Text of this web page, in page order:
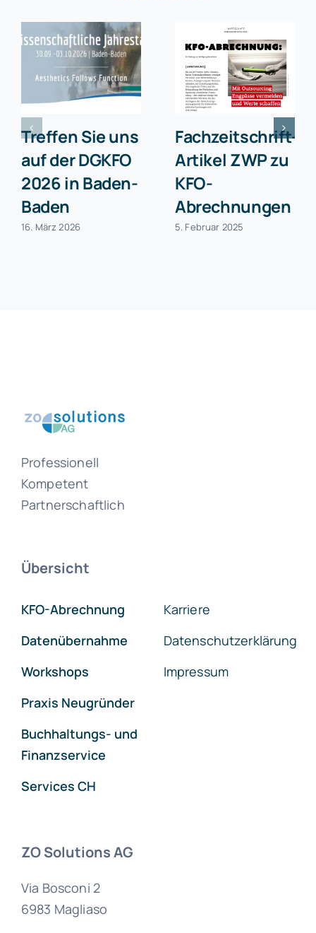
Treffen Sie uns
auf der DGKFO
2026 in Baden-
Baden
16. März 2026
Fachzeitschrift-
Artikel ZWP zu
KFO-
Abrechnungen
5. Februar 2025
Professionell
Kompetent
Partnerschaftlich
Übersicht
KFO-Abrechnung
Datenübernahme
Workshops
Praxis Neugründer
Buchhaltungs- und
Finanzservice
Services CH
Karriere
Datenschutzerklärung
Impressum
ZO Solutions AG
Via Bosconi 2
6983 Magliaso